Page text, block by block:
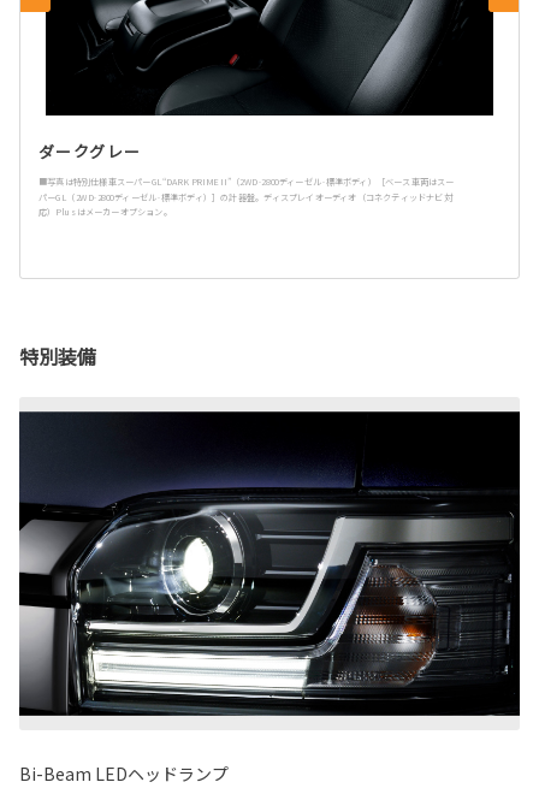
ダークグレー
■写真は特別仕様車スーパーGL“DARK PRIME II”（2WD·2800ディーゼル·標準ボディ）［ベース車両はスー
パーGL（2WD·2800ディーゼル·標準ボディ）］の計器盤。ディスプレイオーディオ（コネクティッドナビ対
応）Plusはメーカーオプション。
特別装備
Bi-Beam LEDヘッドランプ